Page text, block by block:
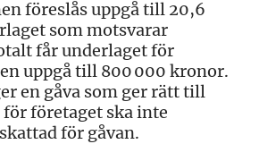
föreslås uppgå till 20,6
som motsvarar
får underlaget för
uppgå till 800 000 kronor.
en gåva som ger rätt till
företaget ska inte
för gåvan.